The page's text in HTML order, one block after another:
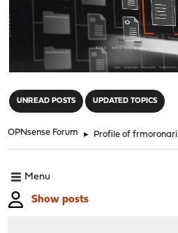
UNREAD POSTS UPDATED TOPICS
OPNsense Forum ► Profile of frmoronari
Menu
Show posts